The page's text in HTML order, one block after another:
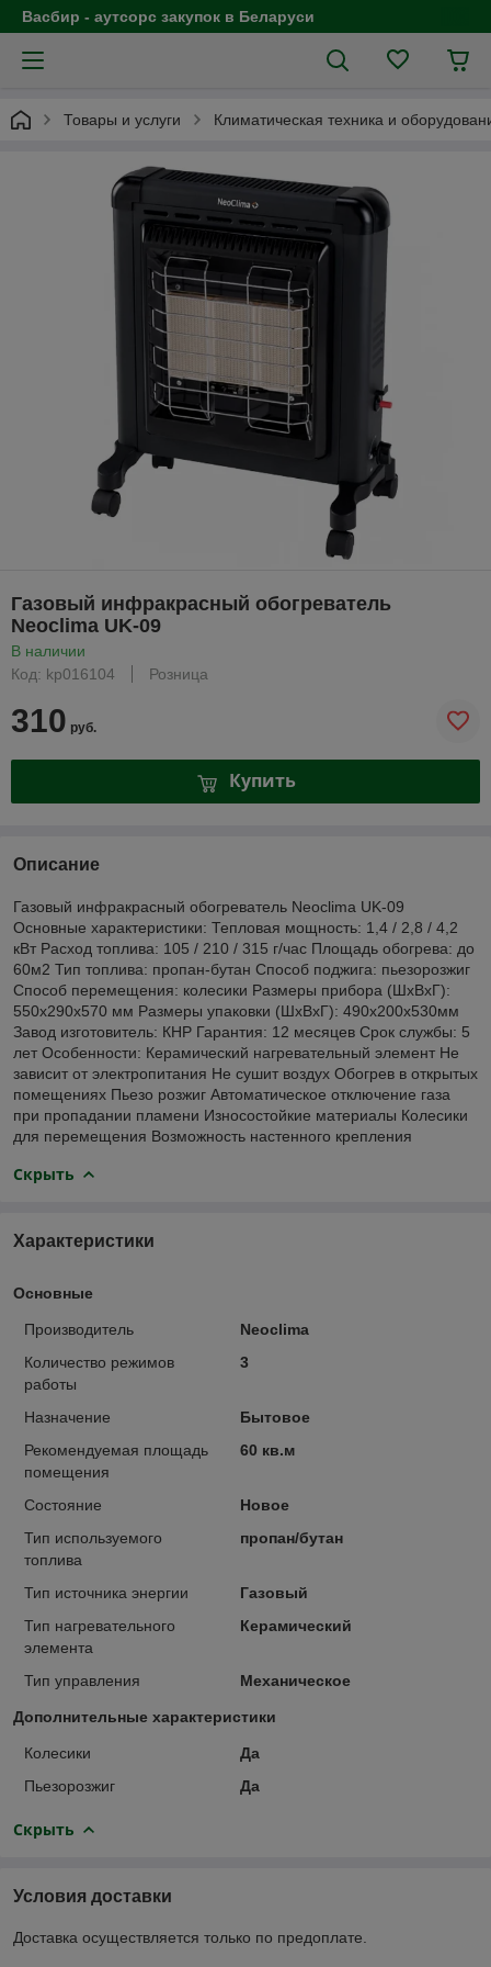
Васбир - аутсорс закупок в Беларуси
Товары и услуги Климатическая техника и
Газовый инфракрасный обогреватель
Neoclima UK-09
В наличии
Код: kp016104
Розница
310 руб.
Купить
Описание
Газовый инфракрасный обогреватель Neoclima UK-09
Основные характеристики: Тепловая мощность: 1,4 / 2,8 / 4,2
кВт Расход топлива: 105 / 210 / 315 г/час Площадь обогрева: до
60м2 Тип топлива: пропан-бутан Способ поджига: пьезорозжиг
Способ перемещения: колесики Размеры прибора (ШхВхГ):
550х290х570 мм Размеры упаковки (ШхВхГ): 490х200х530мм
Завод изготовитель: КНР Гарантия: 12 месяцев Срок службы: 5
лет Особенности: Керамический нагревательный элемент Не
зависит от электропитания Не сушит воздух Обогрев в открытых
помещениях Пьезо розжиг Автоматическое отключение газа
при пропадании пламени Износостойкие материалы Колесики
для перемещения Возможность настенного крепления
Скрыть
Характеристики
Основные
Производитель
Neoclima
Количество режимов
работы
3
Назначение
Бытовое
Рекомендуемая площадь
помещения
60 кв.м
Состояние
Новое
Тип используемого
топлива
пропан/бутан
Тип источника энергии
Газовый
Тип нагревательного
элемента
Керамический
Тип управления Механическое
Дополнительные характеристики
Колесики
Да
Пьезорозжиг
Да
Скрыть
Условия доставки
Доставка осуществляется только по предоплате.